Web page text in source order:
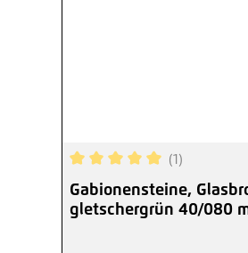
Durchschnittliche
(1)
Gabionensteine,
gletschergrün 40/080